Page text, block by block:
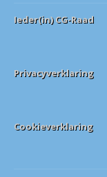
Ieder(in) CG-Raad
Privacyverklaring
Cookieverklaring